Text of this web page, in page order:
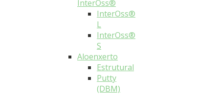
InterOss®
InterOss®
L
InterOss®
S
Aloenxerto
Estrutural
Putty
(DBM)